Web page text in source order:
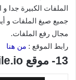
جميع صيغ الملفات و
مجال رفع الملفات.
رابط الموقع : من هنا
13- موقع File.io